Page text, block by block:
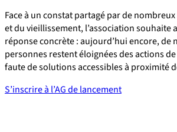
Face à un constat partagé par de
et du vieillissement, l’association souhaite
réponse concrète : aujourd’hui encore, de
personnes restent éloignées des actions
faute de solutions accessibles à proximité
S’inscrire à l’AG de lancement